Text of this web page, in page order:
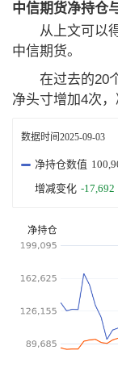
中信期货净持仓
从上文可以得
中信期货。
在过去的20个
净头寸增加4次
数据时间 2025-09-03
净持仓数值
增减变化 -17,692